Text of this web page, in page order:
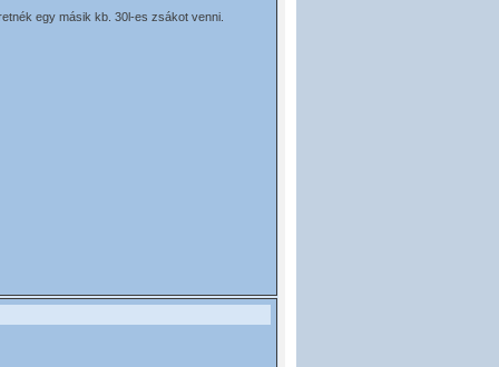
egy másik kb. 30l-es zsákot venni.